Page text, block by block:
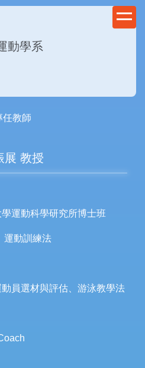
動學系
任教師
展 教授
運動科學研究所博士班
運動訓練法
員選材與評估、游泳教學法